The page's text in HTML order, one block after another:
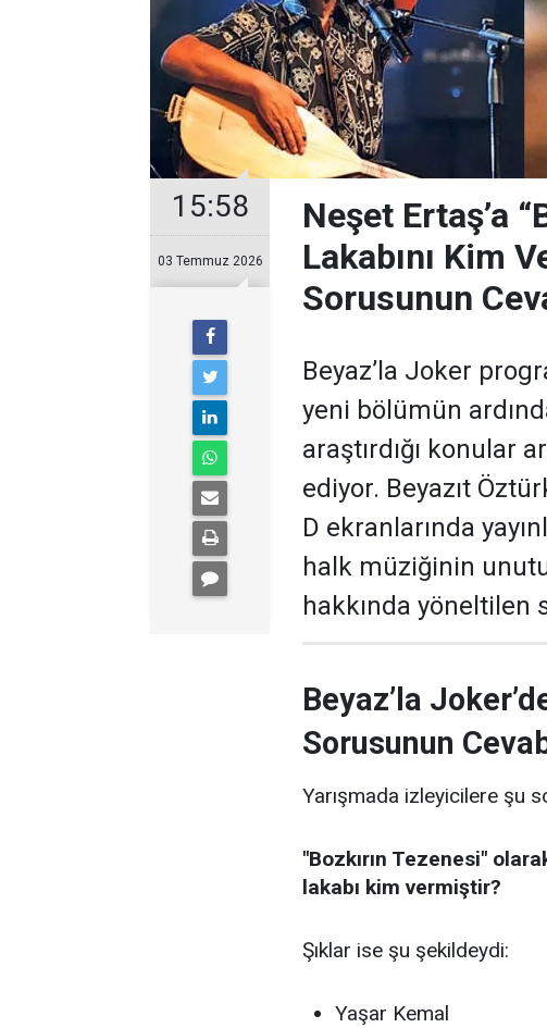
15:58
03 Temmuz 2026
Neşet Ertaş’a
Lakabını Kim
Sorusunun
Beyaz’la Joker
yeni bölümün
araştırdığı konular
ediyor. Beyazıt
D ekranlarında
halk müziğinin
hakkında yöneltilen
Beyaz’la
Sorusunun
Yarışmada izleyicilere şu
"Bozkırın Tezenesi"
lakabı kim vermiştir?
Şıklar ise şu şekildeydi:
Yaşar Kemal